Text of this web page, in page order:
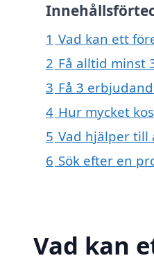
1 Vad kan ett
2 Få alltid minst
3 Få 3
4 Hur mycket
5 Vad hjälper till
6 Sök efter en
Vad kan